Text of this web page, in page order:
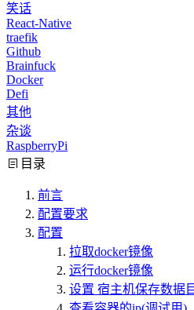
笑话
React-Native
traefik
Github
Brainfuck
Docker
Defi
其他
杂谈
RaspberryPi
目录
前言
配置要求
配置
拉取docker镜像
运行docker镜像
设置 宿主机保存数据